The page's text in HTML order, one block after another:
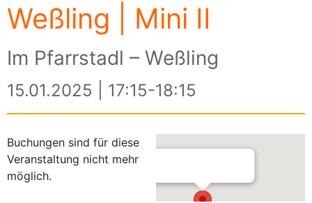
Weßling | Mini II
Im Pfarrstadl – Weßling
15.01.2025 | 17:15-18:15
Buchungen sind für diese
Veranstaltung nicht mehr
möglich.
Im Pfarrstadl – Weßling
Am Kreuzberg 3 - Weßling